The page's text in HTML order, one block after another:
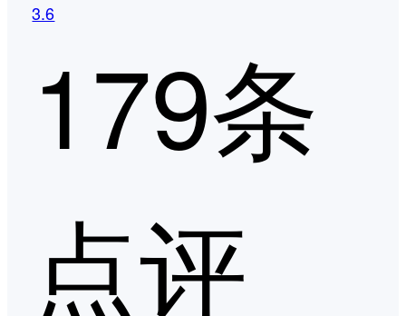
3.6
179条
点评